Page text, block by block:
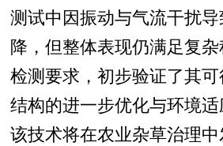
测试中因振动与气流干扰
降，但整体表现仍满足复
检测要求，初步验证了其
结构的进一步优化与环境适
该技术将在农业杂草治理